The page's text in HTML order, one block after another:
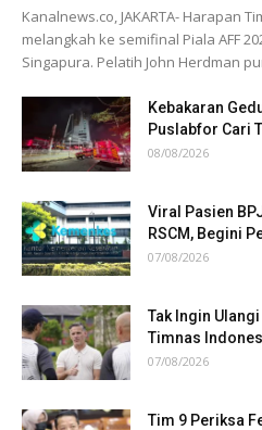
Kanalnews.co, JAKARTA- Harapan
melangkah ke semifinal Piala AFF
Singapura. Pelatih John Herdman
Kebakaran
Puslabfor Cari
08/08/2026
Viral Pasien
RSCM, Begini
07/08/2026
Tak Ingin
Timnas
07/08/2026
Tim 9 Periksa